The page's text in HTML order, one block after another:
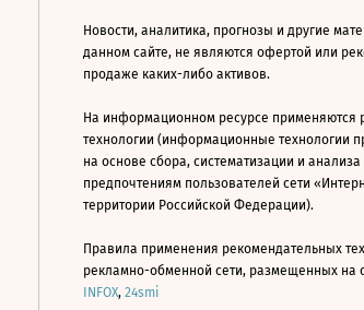
Новости, аналитика, прогнозы и другие
данном сайте, не являются офертой или
продаже каких-либо активов.
На информационном ресурсе применяются
технологии (информационные технологии
на основе сбора, систематизации и
предпочтениям пользователей сети
территории Российской Федерации).
Правила применения рекомендательных
рекламно-обменной сети, размещенных на
INFOX, 24smi